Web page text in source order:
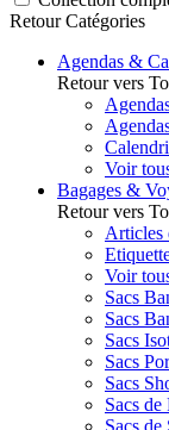
Retour Catégories
Agendas &
Retour vers
Voir
Bagages &
Retour vers
Articles
Voir
Sacs
Sacs
Sacs
Sacs
Sacs
Sacs
Sacs